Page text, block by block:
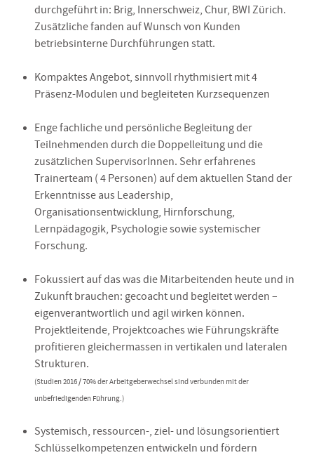
durchgeführt in: Brig, Innerschweiz, Chur, BWI Zürich.
Zusätzliche fanden auf Wunsch von Kunden
betriebsinterne Durchführungen statt.
Kompaktes Angebot, sinnvoll rhythmisiert mit 4
Präsenz-Modulen und begleiteten Kurzsequenzen
Enge fachliche und persönliche Begleitung der
Teilnehmenden durch die Doppelleitung und die
zusätzlichen SupervisorInnen. Sehr erfahrenes
Trainerteam ( 4 Personen) auf dem aktuellen Stand der
Erkenntnisse aus Leadership,
Organisationsentwicklung, Hirnforschung,
Lernpädagogik, Psychologie sowie systemischer
Forschung.
Fokussiert auf das was die Mitarbeitenden heute und in
Zukunft brauchen: gecoacht und begleitet werden –
eigenverantwortlich und agil wirken können.
Projektleitende, Projektcoaches wie Führungskräfte
profitieren gleichermassen in vertikalen und lateralen
Strukturen.
(Studien 2016 / 70% der Arbeitgeberwechsel sind verbunden mit der
unbefriedigenden Führung.)
Systemisch, ressourcen-, ziel- und lösungsorientiert
Schlüsselkompetenzen entwickeln und fördern